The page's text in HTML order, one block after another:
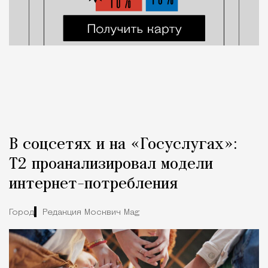
В соцсетях и на «Госуслугах»:
Т2 проанализировал модели
интернет-потребления
Город Редакция Москвич Mag